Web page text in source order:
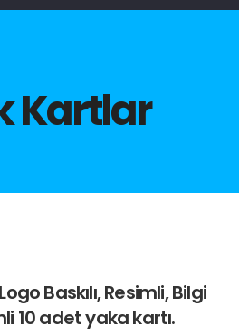
Kartlar
Baskılı, Resimli, Bilgi
10 adet yaka kartı.